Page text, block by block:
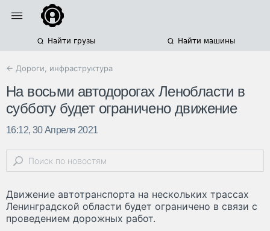
Найти грузы Найти машины
← Дороги, инфраструктура
На восьми автодорогах Ленобласти в
субботу будет ограничено движение
16:12, 30 Апреля 2021
Движение автотранспорта на нескольких трассах
Ленинградской области будет ограничено в связи с
проведением дорожных работ.